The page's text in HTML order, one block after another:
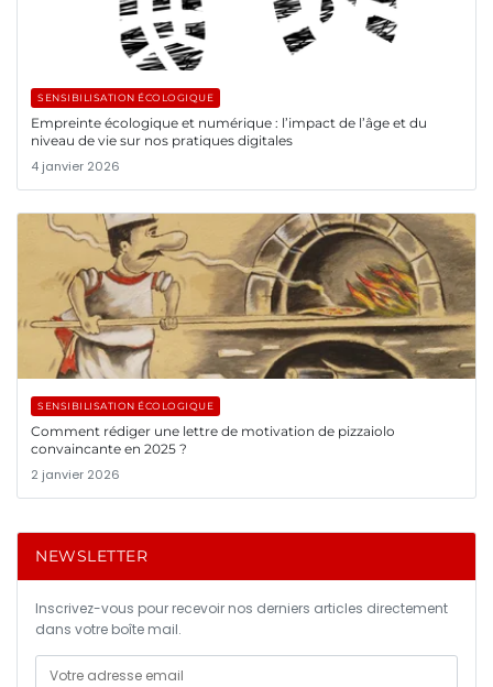
SENSIBILISATION ÉCOLOGIQUE
Empreinte écologique et numérique : l’impact de l’âge et du
niveau de vie sur nos pratiques digitales
4 janvier 2026
SENSIBILISATION ÉCOLOGIQUE
Comment rédiger une lettre de motivation de pizzaiolo
convaincante en 2025 ?
2 janvier 2026
NEWSLETTER
Inscrivez-vous pour recevoir nos derniers articles directement
dans votre boîte mail.